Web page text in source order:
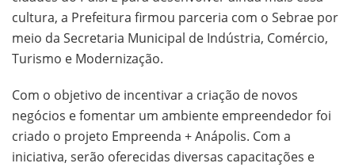
cultura, a Prefeitura firmou parceria com o Sebrae por
meio da Secretaria Municipal de Indústria, Comércio,
Turismo e Modernização.
Com o objetivo de incentivar a criação de novos
negócios e fomentar um ambiente empreendedor foi
criado o projeto Empreenda + Anápolis. Com a
iniciativa, serão oferecidas diversas capacitações e